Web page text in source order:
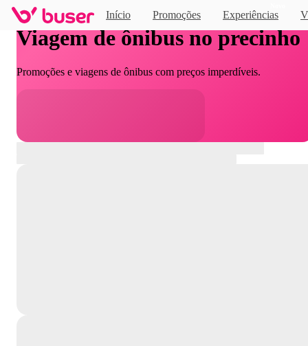
Início Promoções Experiências
Viagem de ônibus no precinho
Promoções e viagens de ônibus com preços imperdíveis.